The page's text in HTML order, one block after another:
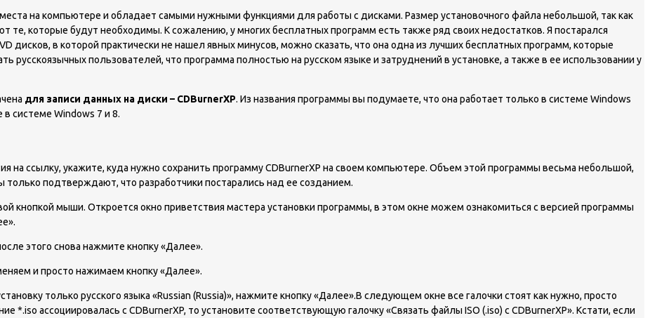
на компьютере и обладает самыми нужными функциями для работы с дисками. Размер установочного файла небольшой, так как
те, которые будут необходимы. К сожалению, у многих бесплатных программ есть также ряд своих недостатков. Я постарался
дисков, в которой практически не нашел явных минусов, можно сказать, что она одна из лучших бесплатных программ, которые
русскоязычных пользователей, что программа полностью на русском языке и затруднений в установке, а также в ее использовании у
для записи данных на диски – CDBurnerXP. Из названия программы вы подумаете, что она работает только в системе Windows
в системе Windows 7 и 8.
на ссылку, укажите, куда нужно сохранить программу CDBurnerXP на своем компьютере. Объем этой программы весьма небольшой,
подтверждают, что разработчики постарались над ее созданием.
кнопкой мыши. Откроется окно приветствия мастера установки программы, в этом окне можем ознакомиться с версией программы
этого снова нажмите кнопку «Далее».
и просто нажимаем кнопку «Далее».
только русского языка «Russian (Russia)», нажмите кнопку «Далее».В следующем окне все галочки стоят как нужно, просто
*.iso ассоциировалась с CDBurnerXP, то установите соответствующую галочку «Связать файлы ISO (.iso) c CDBurnerXP». Кстати, если